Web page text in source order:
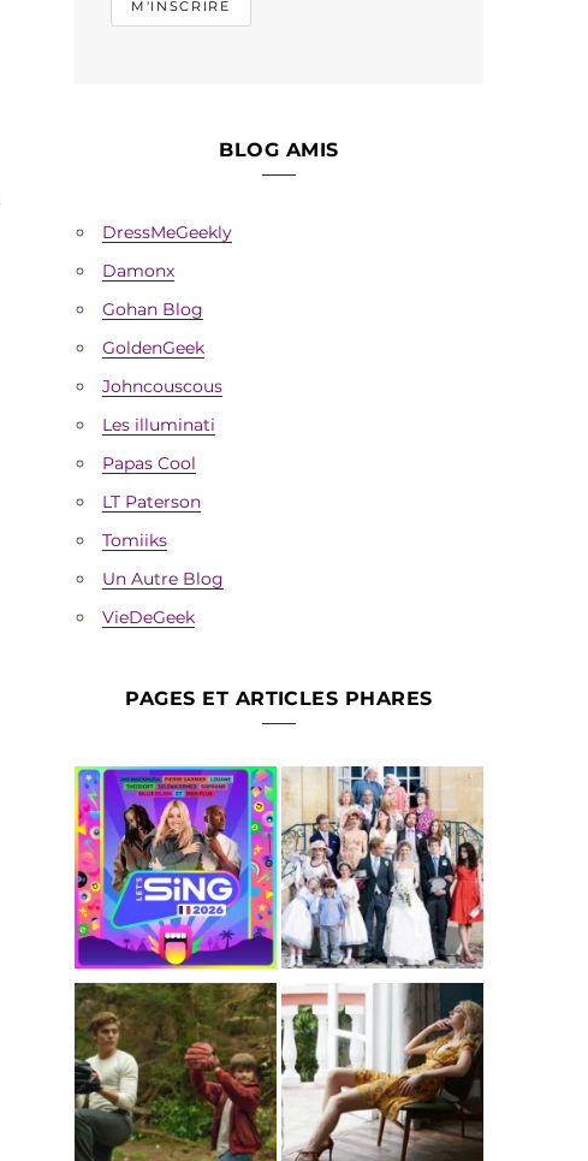
BLOG AMIS
DressMeGeekly
Damonx
Gohan Blog
GoldenGeek
Johncouscous
Les illuminati
Papas Cool
LT Paterson
Tomiiks
Un Autre Blog
VieDeGeek
PAGES ET ARTICLES PHARES